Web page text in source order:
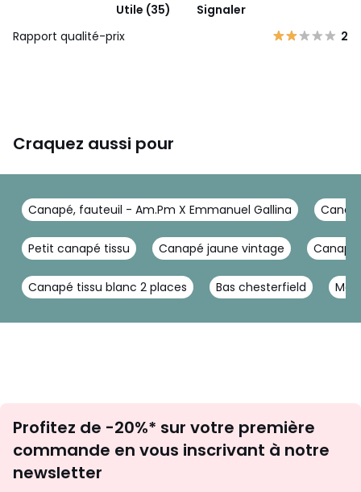
Utile (35)
Signaler
Rapport qualité-prix
2
Craquez aussi pour
Canapé, fauteuil - Am.Pm X Emmanuel Gallina
Petit canapé tissu Canapé jaune vintage
Canapé tissu blanc 2 places Bas chesterfield
newsletter
Profitez de -20%* sur votre première
commande en vous inscrivant à notre
newsletter